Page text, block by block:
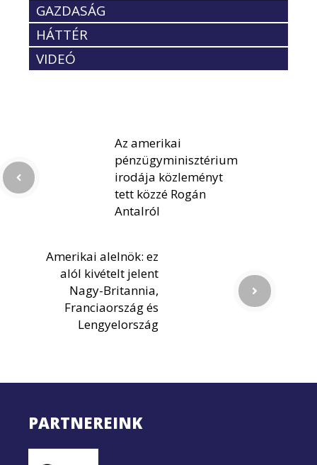
GAZDASÁG
HÁTTÉR
VIDEÓ
Az amerikai
pénzügyminisztérium
irodája közleményt
tett közzé Rogán
Antalról
Amerikai alelnök: ez
alól kivételt jelent
Nagy-Britannia,
Franciaország és
Lengyelország
PARTNEREINK